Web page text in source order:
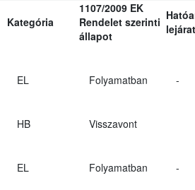
Kategória
1107/2009 EK
Rendelet szerinti
állapot
EL Folyamatban -
HB
Visszavont
EL Folyamatban -